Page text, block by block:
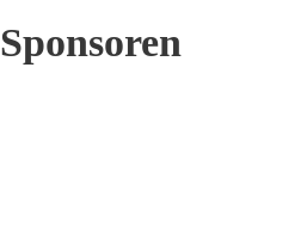
Sponsoren